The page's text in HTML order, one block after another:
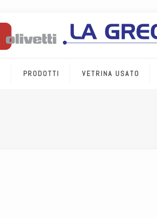
PRODOTTI VETRINA USATO